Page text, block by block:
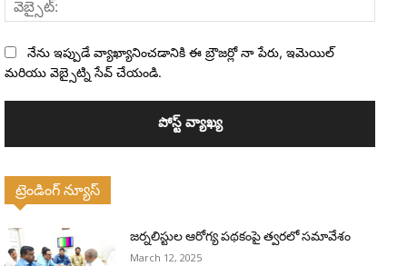
నేను ఇప్పుడే వ్యాఖ్యానించడానికి ఈ బ్రౌజర్లో నా పేరు, ఇమెయిల్
మరియు వెబ్సైట్ని సేవ్ చేయండి.
ట్రెండింగ్ న్యూస్
జర్నలిస్టుల ఆరోగ్య పథకంపై త్వరలో సమావేశం
March 12, 2025